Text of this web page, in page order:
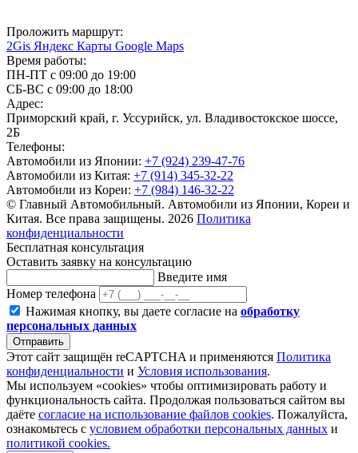
Проложить маршрут:
2Gis Яндекс Карты Google Maps
Время работы:
ПН-ПТ с 09:00 до 19:00
СБ-ВС с 09:00 до 18:00
Адрес:
Приморский край, г. Уссурийск, ул. Владивостокское шоссе,
2Б
Телефоны:
Автомобили из Японии: +7 (924) 239-47-76
Автомобили из Китая: +7 (914) 345-32-22
Автомобили из Кореи: +7 (984) 146-32-22
© Главный Автомобильный. Автомобили из Японии, Кореи и
Китая. Все права защищены. 2026 Политика
конфиденциальности
Бесплатная консультация
Оставить заявку на консультацию
Введите имя
Номер телефона
Нажимая кнопку, вы даете согласие на обработку
персональных данных
Отправить
Этот сайт защищён reCAPTCHA и применяются Политика
конфиденциальности и Условия использования.
Мы используем «cookies» чтобы оптимизировать работу и
функциональность сайта. Продолжая пользоваться сайтом вы
даёте согласие на использование файлов cookies. Пожалуйста,
ознакомьтесь с условием обработки персональных данных и
политикой cookies.